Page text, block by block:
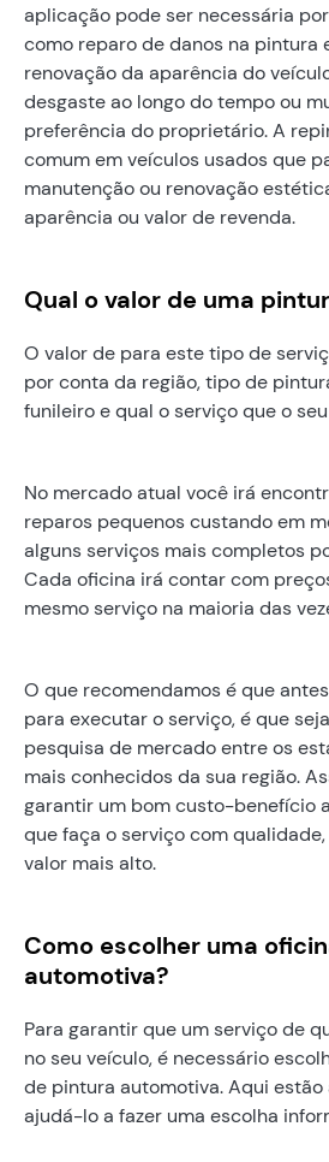
aplicação pode ser necessária
como reparo de danos na pintura
renovação da aparência do
desgaste ao longo do tempo ou
preferência do proprietário. A
comum em veículos usados que
manutenção ou renovação
aparência ou valor de revenda.
Qual o valor de uma
O valor de para este tipo de
por conta da região, tipo de
funileiro e qual o serviço que o
No mercado atual você irá
reparos pequenos custando em
alguns serviços mais completos
Cada oficina irá contar com
mesmo serviço na maioria das
O que recomendamos é que
para executar o serviço, é que
pesquisa de mercado entre os
mais conhecidos da sua região.
garantir um bom custo-benefício
que faça o serviço com
valor mais alto.
Como escolher uma
automotiva?
Para garantir que um serviço de
no seu veículo, é necessário
de pintura automotiva. Aqui
ajudá-lo a fazer uma escolha